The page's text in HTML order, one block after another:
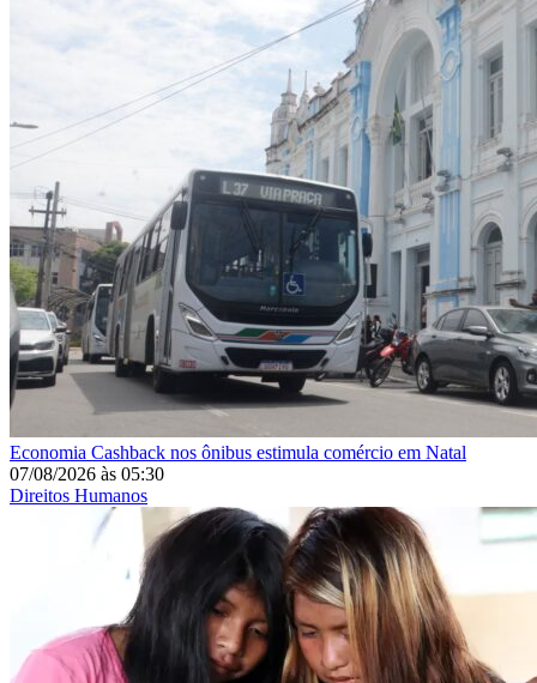
Economia Cashback nos ônibus estimula comércio em Natal
07/08/2026 às 05:30
Direitos Humanos